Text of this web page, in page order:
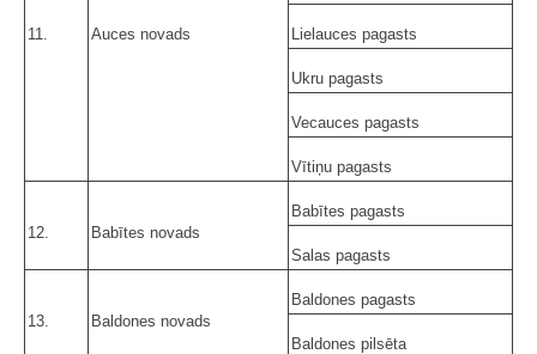
11. Auces novads Lielauces pagasts
Ukru pagasts
Vecauces pagasts
Vītiņu pagasts
12. Babītes novads
Babītes pagasts
Salas pagasts
13. Baldones novads
Baldones pagasts
Baldones pilsēta